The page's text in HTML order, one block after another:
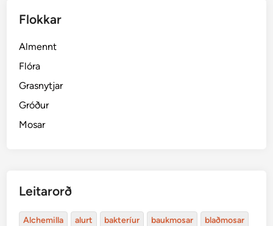
Flokkar
Almennt
Flóra
Grasnytjar
Gróður
Mosar
Leitarorð
Alchemilla alurt bakteríur baukmosar
blaðmosar